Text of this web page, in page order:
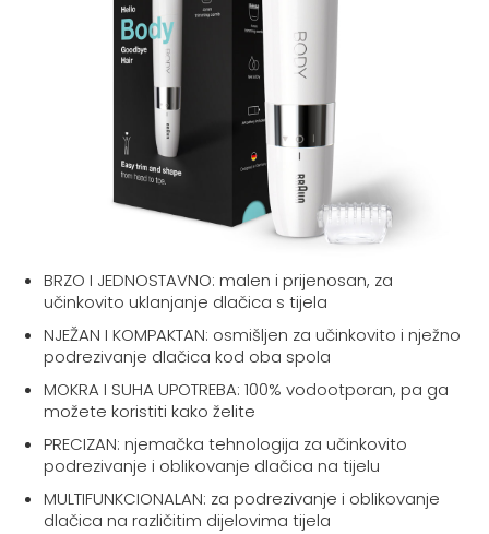
BRZO I JEDNOSTAVNO: malen i prijenosan, za
učinkovito uklanjanje dlačica s tijela
NJEŽAN I KOMPAKTAN: osmišljen za učinkovito i nježno
podrezivanje dlačica kod oba spola
MOKRA I SUHA UPOTREBA: 100% vodootporan, pa ga
možete koristiti kako želite
PRECIZAN: njemačka tehnologija za učinkovito
podrezivanje i oblikovanje dlačica na tijelu
MULTIFUNKCIONALAN: za podrezivanje i oblikovanje
dlačica na različitim dijelovima tijela